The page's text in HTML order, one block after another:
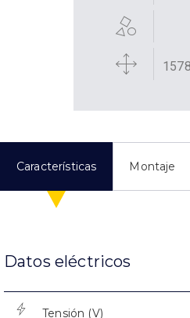
Características Montaje
Datos eléctricos
Tensión (V)